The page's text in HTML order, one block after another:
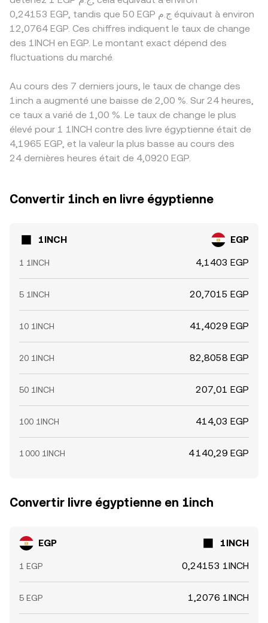
0,24153 EGP, tandis que 50 EGP ج.م équivaut à environ
12,0764 EGP. Ces chiffres indiquent le taux de change
des 1INCH en EGP. Le montant exact dépend des
fluctuations du marché.
Au cours des 7 derniers jours, le taux de change des
1inch a augmenté une baisse de 2,00 %. Sur 24 heures,
ce taux a varié de 1,00 %. Le taux de change le plus
élevé pour 1 1INCH contre des livre égyptienne était de
4,1965 EGP, et la valeur la plus basse au cours des
24 dernières heures était de 4,0920 EGP.
Convertir 1inch en livre égyptienne
1INCH EGP
1 1INCH 4,1403 EGP
5 1INCH 20,7015 EGP
10 1INCH 41,4029 EGP
20 1INCH 82,8058 EGP
50 1INCH 207,01 EGP
100 1INCH 414,03 EGP
1 000 1INCH 4 140,29 EGP
Convertir livre égyptienne en 1inch
EGP 1INCH
1 EGP 0,24153 1INCH
5 EGP 1,2076 1INCH